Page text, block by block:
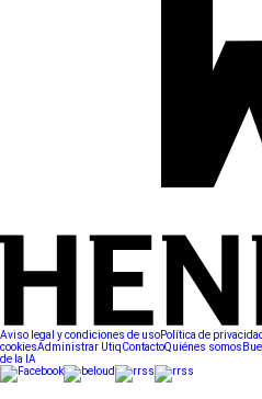
Aviso legal y condiciones de usoPolítica de privacidad
cookiesAdministrar UtiqContactoQuiénes somos
de la IA